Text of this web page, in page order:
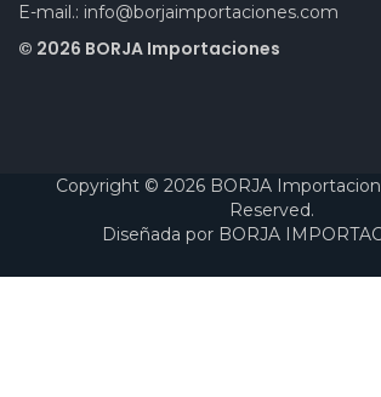
E-mail.: info@borjaimportaciones.com
© 2026 BORJA Importaciones
Copyright © 2026 BORJA
Reserved.
Diseñada por BORJA